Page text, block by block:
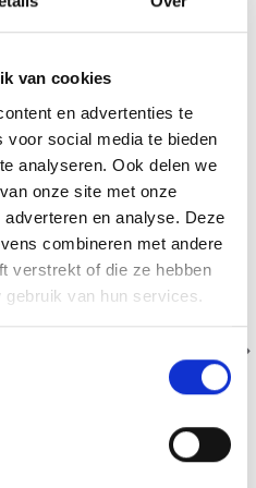
van cookies
en advertenties te
voor social media te bieden
analyseren. Ook delen we
onze site met onze
en analyse. Deze
combineren met andere
verstrekt of die ze hebben
van hun services.